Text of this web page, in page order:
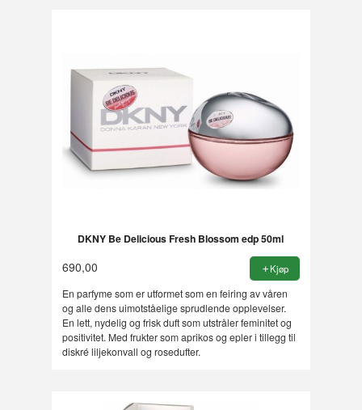
DKNY Be Delicious Fresh Blossom edp 50ml
690,00 Kjøp
En parfyme som er utformet som en feiring av våren
og alle dens uimotståelige sprudlende opplevelser.
En lett, nydelig og frisk duft som utstråler feminitet og
positivitet. Med frukter som aprikos og epler i tillegg til
diskré liljekonvall og rosedufter.